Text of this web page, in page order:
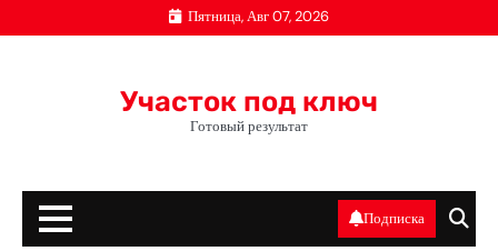
к
Пятница, Авг 07, 2026
Участок под ключ
Готовый результат
Подписка